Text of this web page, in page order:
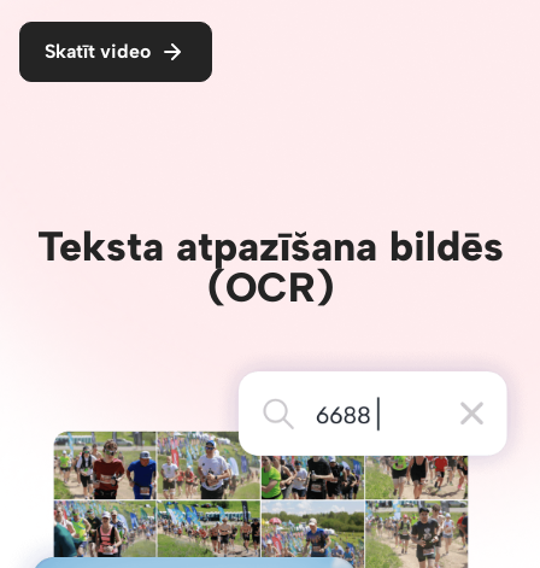
Skatīt video
Teksta atpazīšana bildēs
(OCR)